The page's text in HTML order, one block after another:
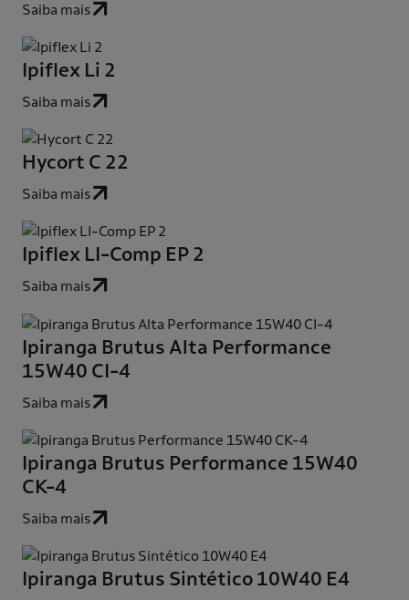
Saiba mais
Ipiflex Li 2
Saiba mais
Hycort C 22
Saiba mais
Ipiflex LI-Comp EP 2
Saiba mais
Ipiranga Brutus Alta Performance
15W40 CI-4
Saiba mais
Ipiranga Brutus Performance 15W40
CK-4
Saiba mais
Ipiranga Brutus Sintético 10W40 E4